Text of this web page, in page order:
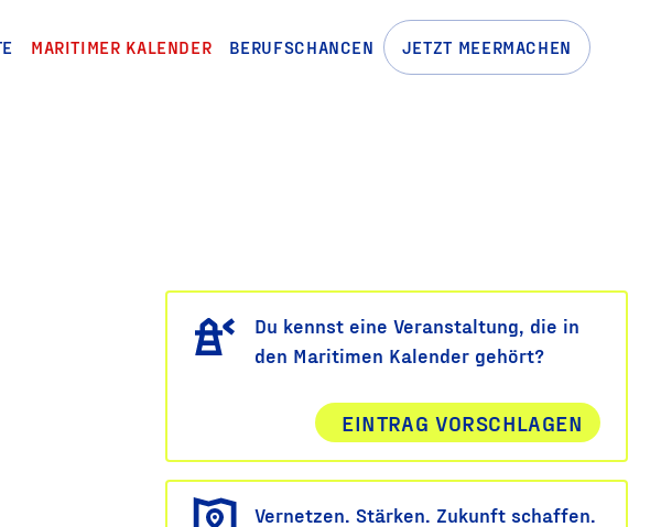
MARITIMER KALENDER BERUFSCHANCEN JETZT MEERMACHEN
Du kennst eine Veranstaltung, die in
den Maritimen Kalender gehört?
EINTRAG VORSCHLAGEN
Vernetzen. Stärken. Zukunft schaffen.